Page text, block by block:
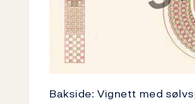
Bakside: Vignett med